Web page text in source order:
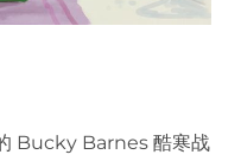
Bucky Barnes 酷寒战